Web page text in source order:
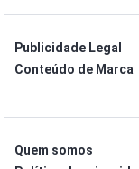
Publicidade Legal
Conteúdo de Marca
Quem somos